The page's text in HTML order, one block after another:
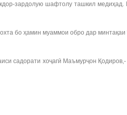
зардолую шафтолу ташкил медиҳад.
бо ҳамин муаммои обро дар минтақаи
садорати хоҷагӣ Маъмурҷон